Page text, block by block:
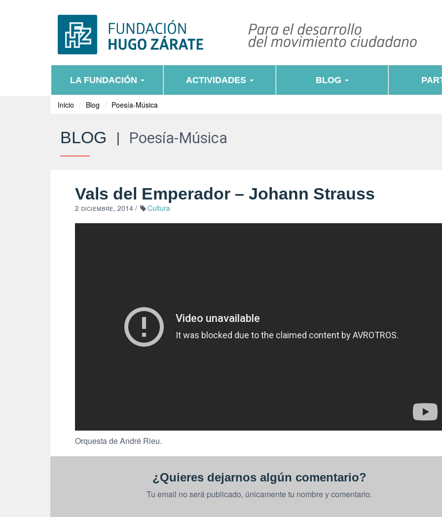
LA FUNDACIÓN ACTIVIDADES BLOG
Inicio Blog Poesía-Música
BLOG | Poesía-Música
Vals del Emperador – Johann Strauss
2 diciembre, 2014 / Cultura
Orquesta de André Rieu.
¿Quieres dejarnos algún comentario?
Tu email no será publicado, únicamente tu nombre y comentario.